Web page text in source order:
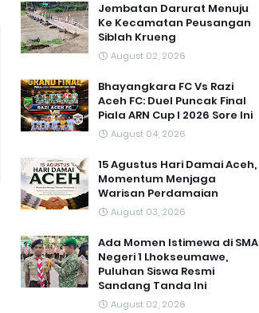
Jembatan Darurat Menuju
Ke Kecamatan Peusangan
Siblah Krueng
August 02, 2026
Bhayangkara FC Vs Razi
Aceh FC: Duel Puncak Final
Piala ARN Cup I 2026 Sore Ini
August 04, 2026
15 Agustus Hari Damai Aceh,
Momentum Menjaga
Warisan Perdamaian
August 03, 2026
Ada Momen Istimewa di SMA
Negeri 1 Lhokseumawe,
Puluhan Siswa Resmi
Sandang Tanda Ini
August 02, 2026